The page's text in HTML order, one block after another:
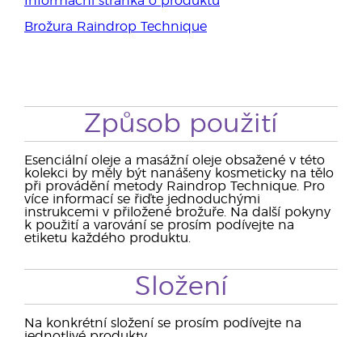
Brožura Raindrop Technique
Způsob použití
Esenciální oleje a masážní oleje obsažené v této
kolekci by měly být nanášeny kosmeticky na tělo
při provádění metody Raindrop Technique. Pro
více informací se řiďte jednoduchými
instrukcemi v přiložené brožuře. Na další pokyny
k použití a varování se prosím podívejte na
etiketu každého produktu.
Složení
Na konkrétní složení se prosím podívejte na